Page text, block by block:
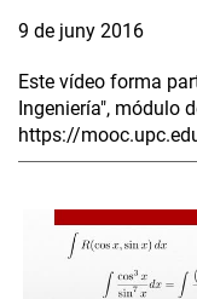
9 de juny 2016
Este vídeo forma
Ingeniería", módulo
https://